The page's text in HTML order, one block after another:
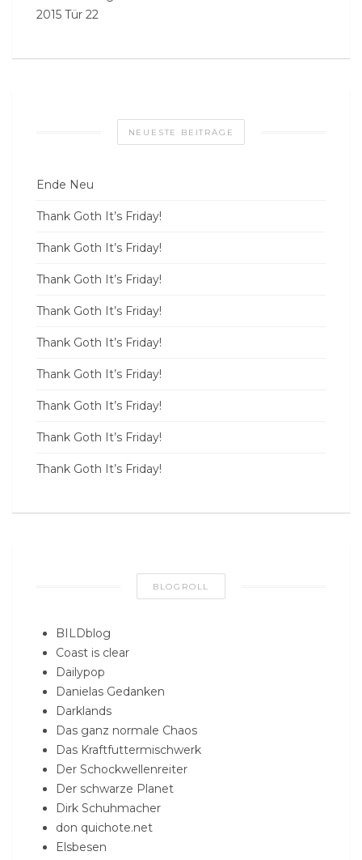
2015 Tür 22
NEUESTE BEITRÄGE
Ende Neu
Thank Goth It’s Friday!
Thank Goth It’s Friday!
Thank Goth It’s Friday!
Thank Goth It’s Friday!
Thank Goth It’s Friday!
Thank Goth It’s Friday!
Thank Goth It’s Friday!
Thank Goth It’s Friday!
Thank Goth It’s Friday!
BLOGROLL
BILDblog
Coast is clear
Dailypop
Danielas Gedanken
Darklands
Das ganz normale Chaos
Das Kraftfuttermischwerk
Der Schockwellenreiter
Der schwarze Planet
Dirk Schuhmacher
don quichote.net
Elsbesen